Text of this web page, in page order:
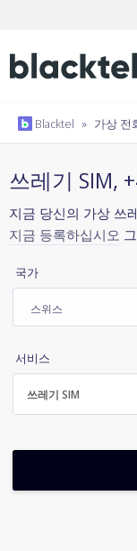
Blacktel » 가상 전
쓰레기 SIM,
지금 당신의 가상 쓰
지금 등록하십시오
국가
서비스
쓰레기 SIM